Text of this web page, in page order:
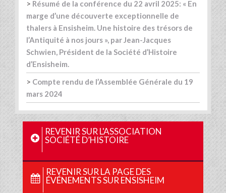
> Résumé de la conférence du 22 avril 2025: « En
marge d’une découverte exceptionnelle de
thalers à Ensisheim. Une histoire des trésors de
l’Antiquité à nos jours », par Jean-Jacques
Schwien, Président de la Société d’Histoire
d’Ensisheim.
> Compte rendu de l’Assemblée Générale du 19
mars 2024
REVENIR SUR L'ASSOCIATION
SOCIÉTÉ D’HISTOIRE
REVENIR SUR LA PAGE DES
ÉVÉNEMENTS SUR ENSISHEIM